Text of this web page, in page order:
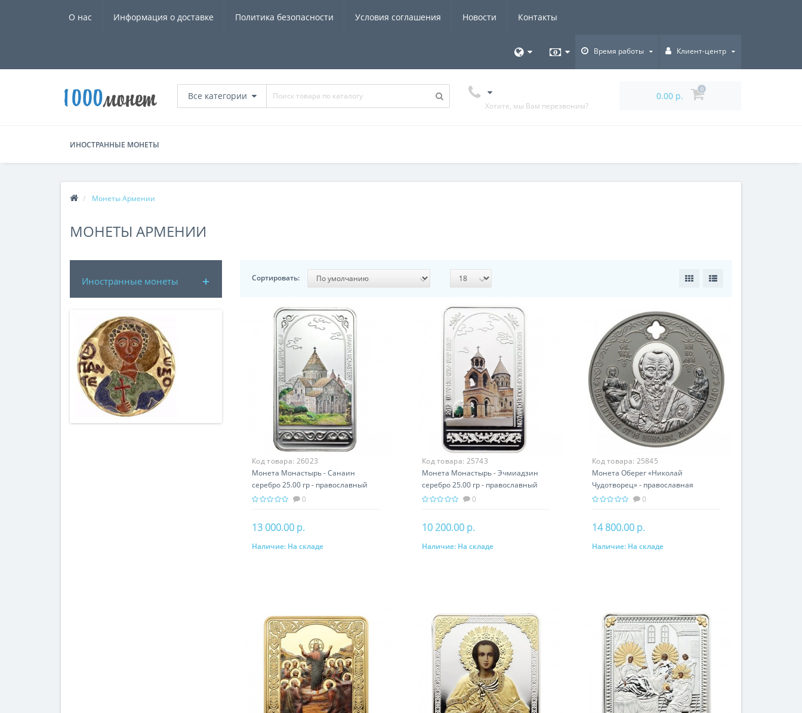
О нас Информация о доставке Политика безопасности Условия соглашения Новости Контакты
Время работы Клиент-центр
Все категории
Хотите, мы Вам перезвоним?
0.00 р.
0
ИНОСТРАННЫЕ МОНЕТЫ
Монеты Армении
МОНЕТЫ АРМЕНИИ
Иностранные монеты Сортировать:
Код товара: 26023
Монета Монастырь - Санаин
серебро 25.00 гр - православный
подарок Армении
0
13 000.00 р.
В корзину
Наличие: На складе
Код товара: 25743
Монета Монастырь - Эчмиадзин
серебро 25.00 гр - православный
подарок Армении
0
10 200.00 р.
В корзину
Наличие: На складе
Код товара: 25845
Монета Оберег «Николай
Чудотворец» - православная
святыня
0
14 800.00 р.
В корзину
Наличие: На складе